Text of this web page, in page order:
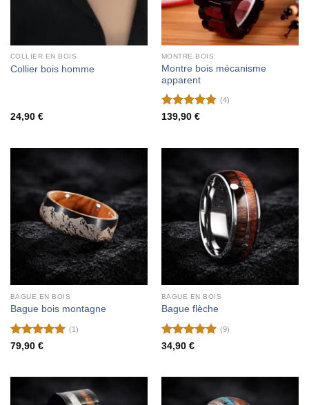
COLLIER EN BOIS
Collier bois homme
24,90 €
MONTRE BOIS
Montre bois mécanisme
apparent
Note5 sur
(4)
139,90 €
BAGUE EN BOIS
Bague bois montagne
Note 5sur
(1)
79,90 €
BAGUE EN BOIS
Bague flèche
Note 4.89
(9)
34,90 €